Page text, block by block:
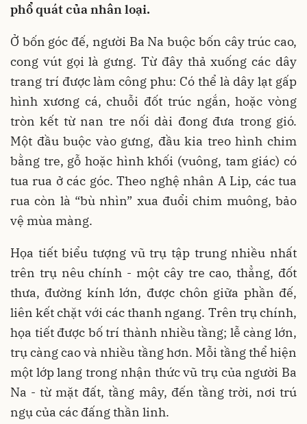
phổ quát của nhân loại.
Ở bốn góc đế, người Ba Na buộc bốn cây trúc cao,
cong vút gọi là gưng. Từ đây thả xuống các dây
trang trí được làm công phu: Có thể là dây lạt gấp
hình xương cá, chuỗi đốt trúc ngắn, hoặc vòng
tròn kết từ nan tre nối dài đong đưa trong gió.
Một đầu buộc vào gưng, đầu kia treo hình chim
bằng tre, gỗ hoặc hình khối (vuông, tam giác) có
tua rua ở các góc. Theo nghệ nhân A Lip, các tua
rua còn là “bù nhìn” xua đuổi chim muông, bảo
vệ mùa màng.
Họa tiết biểu tượng vũ trụ tập trung nhiều nhất
trên trụ nêu chính - một cây tre cao, thẳng, đốt
thưa, đường kính lớn, được chôn giữa phần đế,
liên kết chặt với các thanh ngang. Trên trụ chính,
họa tiết được bố trí thành nhiều tầng; lễ càng lớn,
trụ càng cao và nhiều tầng hơn. Mỗi tầng thể hiện
một lớp lang trong nhận thức vũ trụ của người Ba
Na - từ mặt đất, tầng mây, đến tầng trời, nơi trú
ngụ của các đấng thần linh.